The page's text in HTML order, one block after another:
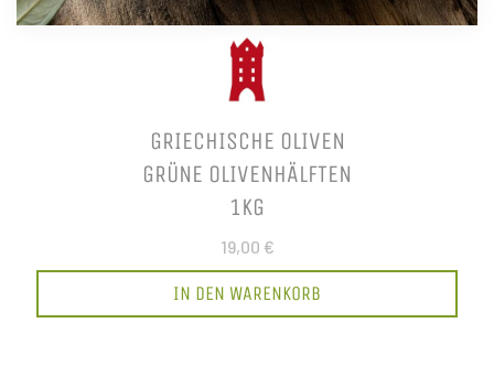
GRIECHISCHE OLIVEN
GRÜNE OLIVENHÄLFTEN
1KG
19,00 €
IN DEN WARENKORB